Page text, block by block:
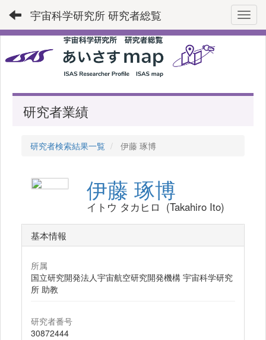
宇宙科学研究所 研究者総覧
研究者業績
研究者検索結果一覧 伊藤 琢博
伊藤 琢博
イトウ タカヒロ (Takahiro Ito)
基本情報
所属
国立研究開発法人宇宙航空研究開発機構 宇宙科学研究
所 助教
研究者番号
30872444